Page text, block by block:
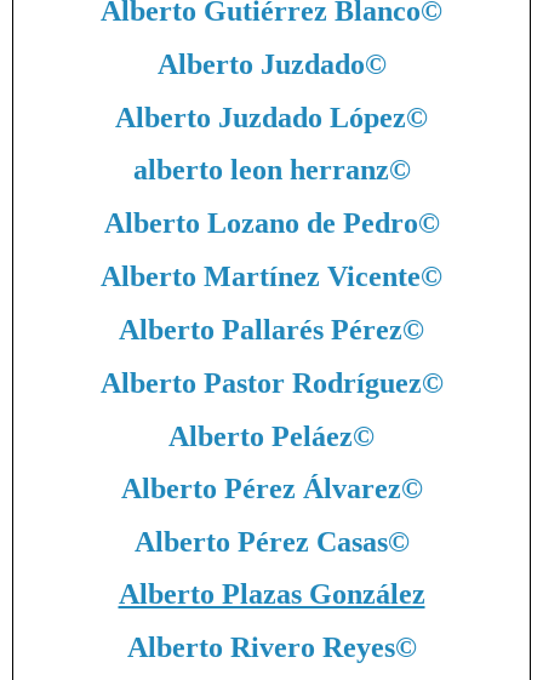
Alberto Gutiérrez Blanco©
Alberto Juzdado©
Alberto Juzdado López©
alberto leon herranz©
Alberto Lozano de Pedro©
Alberto Martínez Vicente©
Alberto Pallarés Pérez©
Alberto Pastor Rodríguez©
Alberto Peláez©
Alberto Pérez Álvarez©
Alberto Pérez Casas©
Alberto Plazas González
Alberto Rivero Reyes©